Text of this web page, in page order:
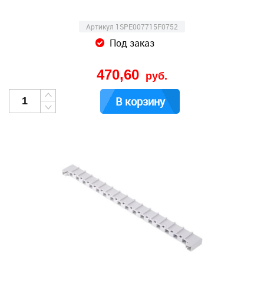
Артикул 1SPE007715F0752
Под заказ
470,60 руб.
В корзину